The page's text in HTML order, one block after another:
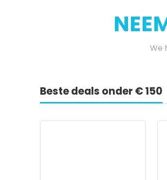
We
Beste deals onder € 150